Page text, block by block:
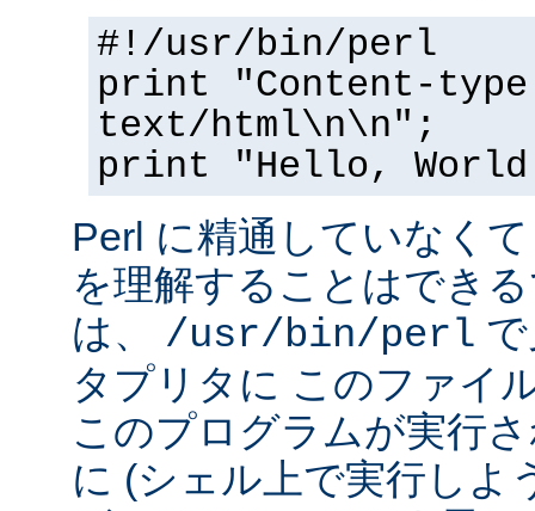
#!/usr/bin/perl
print "Content-
text/html\n\n";
print "Hello,
Perl に精通していなく
を理解することはでき
は、 /usr/bin/perl
タプリタに このファイ
このプログラムが実行
に (シェル上で実行しよ